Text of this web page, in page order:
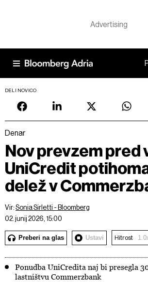
DELI NOVICO
Denar
Nov prevzem pred
UniCredit
delež v
Vir:Sonia Sirletti - Bloomberg
02. junij 2026, 15:00
Preberi na glas Ustavi Hitrost
Ponudba UniCredita naj bi presegla
lastništvu Commerzbank